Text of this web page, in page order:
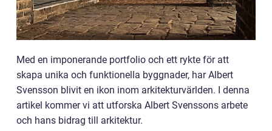
Med en imponerande portfolio och ett rykte för att
skapa unika och funktionella byggnader, har Albert
Svensson blivit en ikon inom arkitekturvärlden. I denna
artikel kommer vi att utforska Albert Svenssons arbete
och hans bidrag till arkitektur.